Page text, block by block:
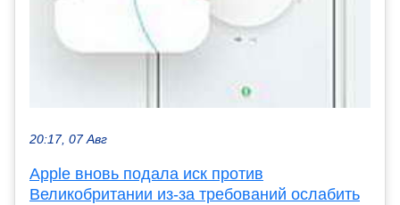
20:17, 07 Авг
​​Apple вновь подала иск против
Великобритании из-за требований ослабить